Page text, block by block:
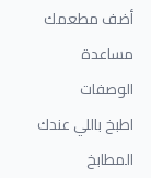
أضف مطعمك
مساعدة
الوصفات
اطبخ باللي عندك
المطابخ